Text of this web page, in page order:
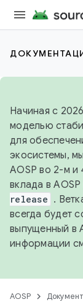
Начиная с
моделью
для
экосистемы,
AOSP во 2-м и
вклада в
release .
всегда будет
выпущенный в
информации
AOSP